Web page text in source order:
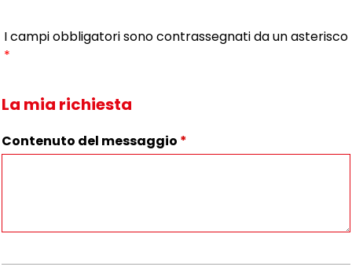
I campi obbligatori sono contrassegnati da un asterisco
*
La mia richiesta
Contenuto del messaggio *